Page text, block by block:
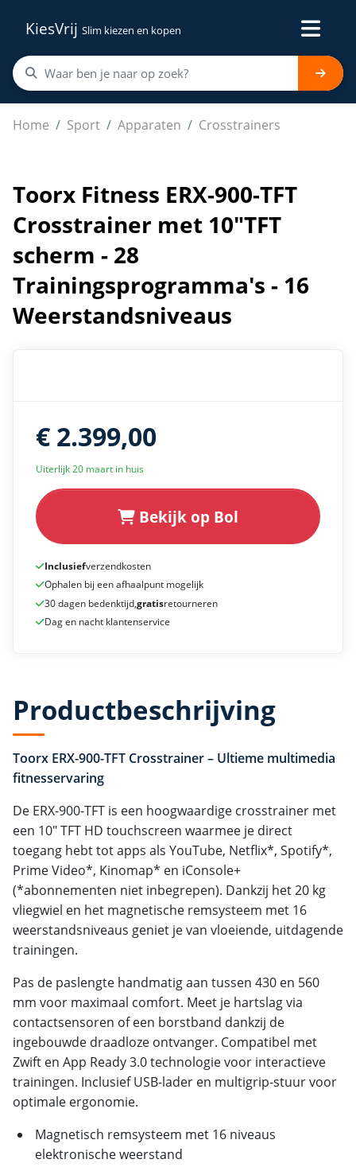
KiesVrij Slim kiezen en kopen
Home Sport Apparaten Crosstrainers
Toorx Fitness ERX-900-TFT Crosstrainer met 10"TFT
Toorx Fitness ERX-900-TFT
Crosstrainer met 10"TFT
scherm - 28
Trainingsprogramma's - 16
Weerstandsniveaus
€ 2.399,00
Uiterlijk 20 maart in huis
Bekijk op Bol
Inclusiefverzendkosten
Ophalen bij een afhaalpunt mogelijk
30 dagen bedenktijd,gratisretourneren
Dag en nacht klantenservice
Productbeschrijving
Toorx ERX-900-TFT Crosstrainer – Ultieme multimedia
fitnesservaring
De ERX-900-TFT is een hoogwaardige crosstrainer met
een 10" TFT HD touchscreen waarmee je direct
toegang hebt tot apps als YouTube, Netflix*, Spotify*,
Prime Video*, Kinomap* en iConsole+
(*abonnementen niet inbegrepen). Dankzij het 20 kg
vliegwiel en het magnetische remsysteem met 16
weerstandsniveaus geniet je van vloeiende, uitdagende
trainingen.
Pas de paslengte handmatig aan tussen 430 en 560
mm voor maximaal comfort. Meet je hartslag via
contactsensoren of een borstband dankzij de
ingebouwde draadloze ontvanger. Compatibel met
Zwift en App Ready 3.0 technologie voor interactieve
trainingen. Inclusief USB-lader en multigrip-stuur voor
optimale ergonomie.
Magnetisch remsysteem met 16 niveaus
elektronische weerstand